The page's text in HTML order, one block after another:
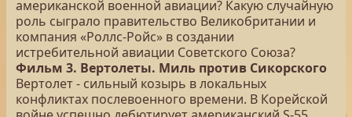
американской военной авиации? Какую случайную
роль сыграло правительство Великобритании и
компания «Роллс-Ройс» в создании
истребительной авиации Советского Союза?
Фильм 3. Вертолеты. Миль против Сикорского
Вертолет - сильный козырь в локальных
конфликтах послевоенного времени. В Корейской